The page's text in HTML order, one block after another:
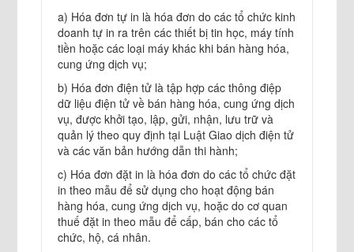
a) Hóa đơn tự in là hóa đơn do các tổ chức kinh
doanh tự in ra trên các thiết bị tin học, máy tính
tiền hoặc các loại máy khác khi bán hàng hóa,
cung ứng dịch vụ;
b) Hóa đơn điện tử là tập hợp các thông điệp
dữ liệu điện tử về bán hàng hóa, cung ứng dịch
vụ, được khởi tạo, lập, gửi, nhận, lưu trữ và
quản lý theo quy định tại Luật Giao dịch điện tử
và các văn bản hướng dẫn thi hành;
c) Hóa đơn đặt in là hóa đơn do các tổ chức đặt
in theo mẫu để sử dụng cho hoạt động bán
hàng hóa, cung ứng dịch vụ, hoặc do cơ quan
thuế đặt in theo mẫu để cấp, bán cho các tổ
chức, hộ, cá nhân.